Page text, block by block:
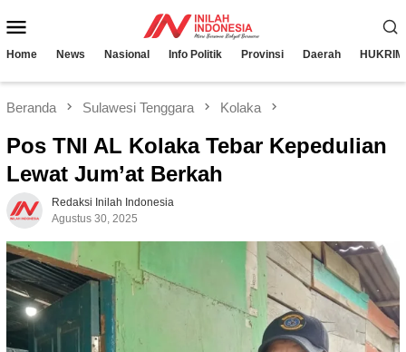
ke
Mobile
Home News Nasional Info Politik Provinsi Daerah HUKRIM
Beranda Sulawesi Tenggara Kolaka
Pos TNI AL Kolaka Tebar Kepedulian
Lewat Jum’at Berkah
Redaksi Inilah Indonesia
Agustus 30, 2025